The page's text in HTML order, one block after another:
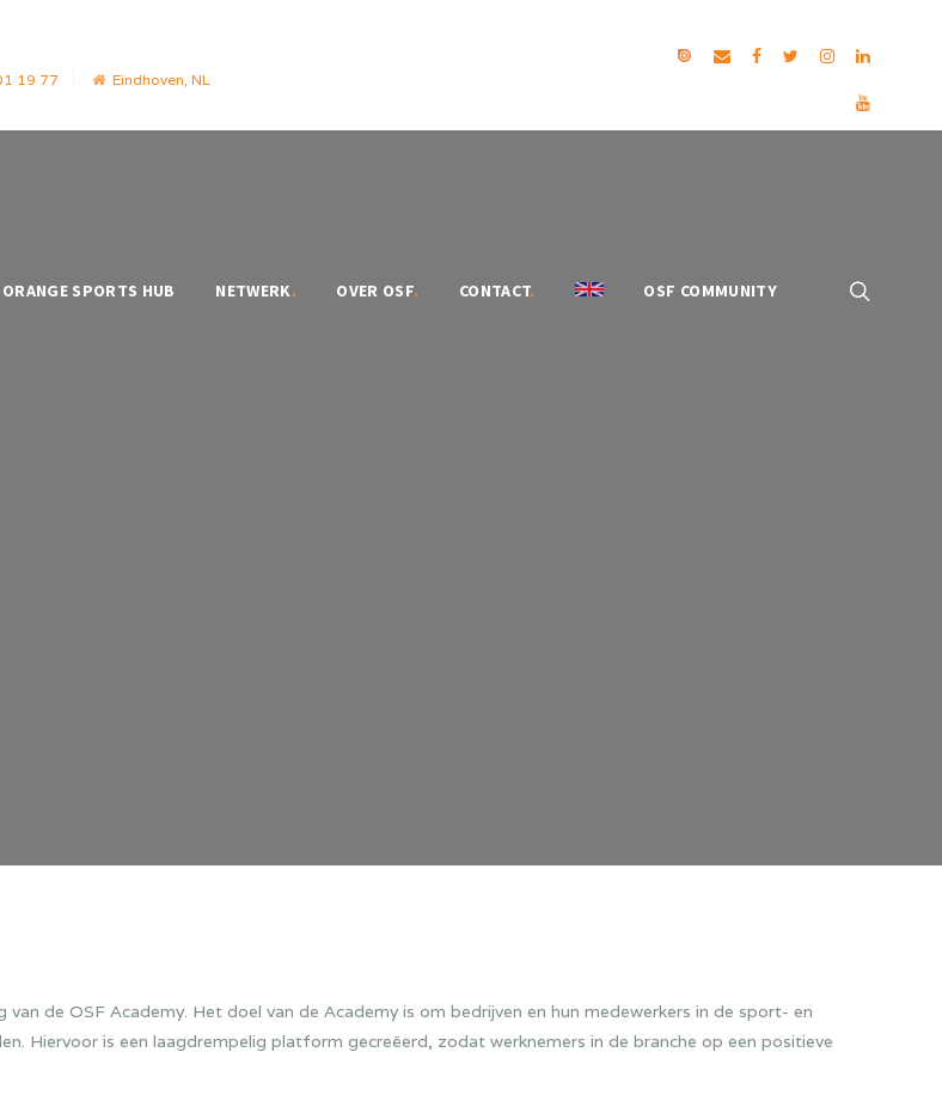
19 77 Eindhoven, NL
ORANGE SPORTS HUB NETWERK. OVER OSF. CONTACT. OSF COMMUNITY
de OSF Academy. Het doel van de Academy is om bedrijven en hun medewerkers in de sport- en
Hiervoor is een laagdrempelig platform gecreëerd, zodat werknemers in de branche op een positieve